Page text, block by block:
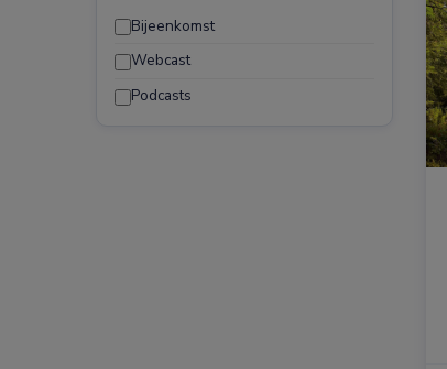
Bijeenkomst
Webcast
Podcasts